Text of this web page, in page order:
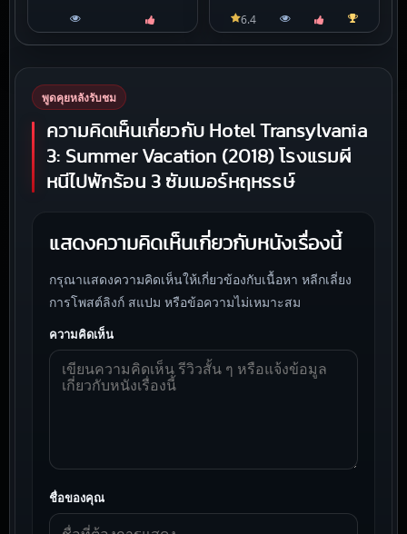
6.4
พูดคุยหลังรับชม
ความคิดเห็นเกี่ยวกับ Hotel Transylvania
3: Summer Vacation (2018) โรงแรมผี
หนีไปพักร้อน 3 ซัมเมอร์หฤหรรษ์
แสดงความคิดเห็นเกี่ยวกับหนังเรื่องนี้
กรุณาแสดงความคิดเห็นให้เกี่ยวข้องกับเนื้อหา หลีกเลี่ยง
การโพสต์ลิงก์ สแปม หรือข้อความไม่เหมาะสม
ความคิดเห็น
ชื่อของคุณ